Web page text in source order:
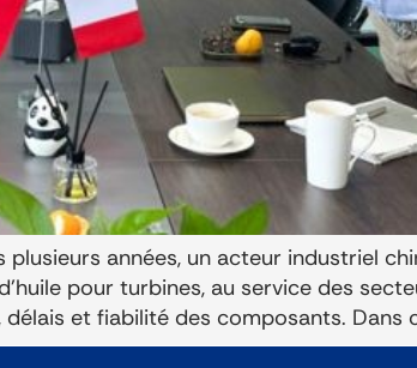
années, un acteur industriel
pour turbines, au service des
et fiabilité des composants. Dans